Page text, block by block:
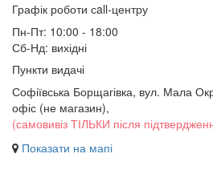
Графік роботи сall-центру
Пн-Пт: 10:00 - 18:00
Сб-Нд: вихідні
Пункти видачі
Софіївська Борщагівка, вул. Мала
офіс (не магазин),
(самовивіз ТІЛЬКИ після
Показати на мапі